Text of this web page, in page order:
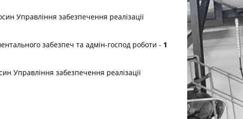
Управління забезпечення реалізації
забезпеч та адмін-господ роботи - 1
Управління забезпечення реалізації